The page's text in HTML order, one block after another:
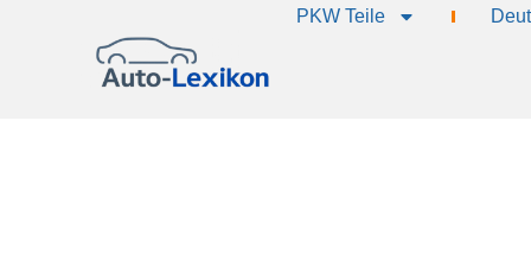
PKW Teile